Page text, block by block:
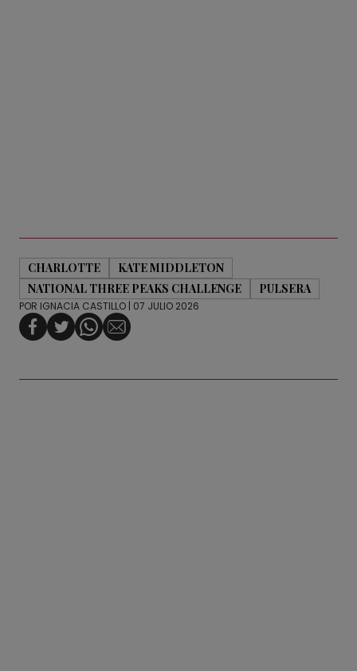
CHARLOTTE
KATE MIDDLETON
NATIONAL THREE PEAKS CHALLENGE
PULSERA
POR IGNACIA CASTILLO | 07 JULIO 2026